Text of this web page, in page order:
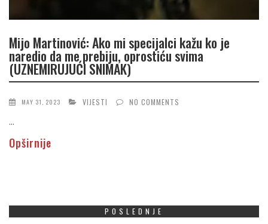
Mijo Martinović: Ako mi specijalci kažu ko je
naredio da me prebiju, oprostiću svima
(UZNEMIRUJUĆI SNIMAK)
MAY 31, 2023 VIJESTI NO COMMENTS
...
Opširnije
POSLEDNJE